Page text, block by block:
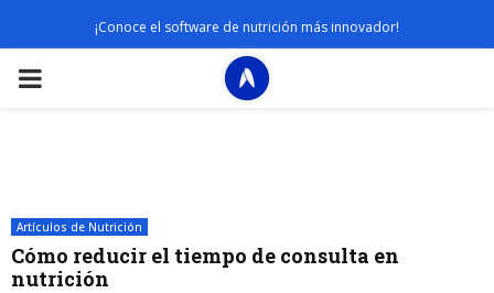
¡Conoce el software de nutrición más innovador!
PRIMARY
Artículos de Nutrición
Cómo reducir el tiempo de consulta en
nutrición